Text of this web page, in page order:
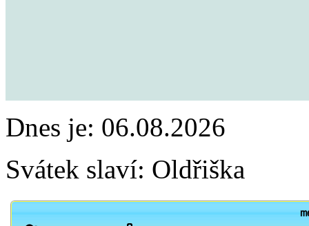
Dnes je: 06.08.2026
Svátek slaví: Oldřiška